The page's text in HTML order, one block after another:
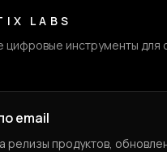
LABS
инструменты для
email
релизы продуктов,